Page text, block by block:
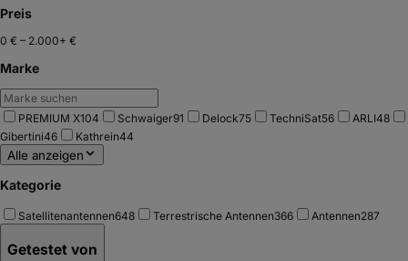
Preis
0 € – 2.000+ €
Marke
PREMIUM X104 Schwaiger91 Delock75 TechniSat56 ARLI48
Gibertini46 Kathrein44
Alle anzeigen
Kategorie
Satellitenantennen648 Terrestrische Antennen366 Antennen287
Getestet von